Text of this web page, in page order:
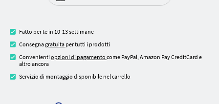
Fatto per te in 10-13 settimane
Consegnagratuita per tutti i prodotti
Convenienti opzioni di pagamento come PayPal, Amazon Pay CreditCard e
altro ancora
Servizio di montaggio disponibile nel carrello